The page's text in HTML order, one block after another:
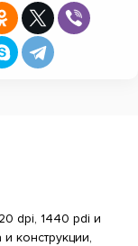
dpi, 1440 pdi и
конструкции,